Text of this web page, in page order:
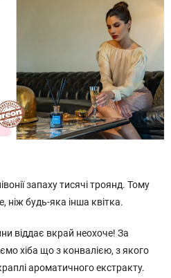
запаху тисячі троянд. Тому
ніж будь-яка інша квітка.
віддає вкрай неохоче! За
хіба що з конвалією, з якого
ароматичного екстракту.